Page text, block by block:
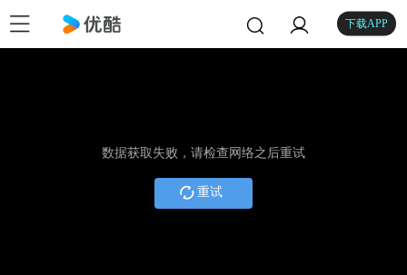
下载APP
数据获取失败，请检查网络之后重试
重试